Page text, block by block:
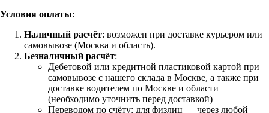
Условия оплаты:
Наличный расчёт: возможен при доставке курьером или
самовывозе (Москва и область).
Безналичный расчёт:
Дебетовой или кредитной пластиковой картой при
самовывозе с нашего склада в Москве, а также при
доставке водителем по Москве и области
(необходимо уточнить перед доставкой)
Переводом по счёту: для физлиц — через любой